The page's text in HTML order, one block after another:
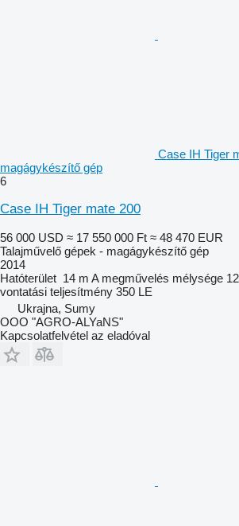
Case IH Tiger
magágykészítő gép
6
Case IH Tiger mate 200
56 000 USD ≈ 17 550 000 Ft ≈ 48 470 EUR
Talajművelő gépek - magágykészítő gép
2014
Hatóterület 14 m A megművelés mélysége
vontatási teljesítmény 350 LE
Ukrajna, Sumy
OOO "AGRO-ALYaNS"
Kapcsolatfelvétel az eladóval